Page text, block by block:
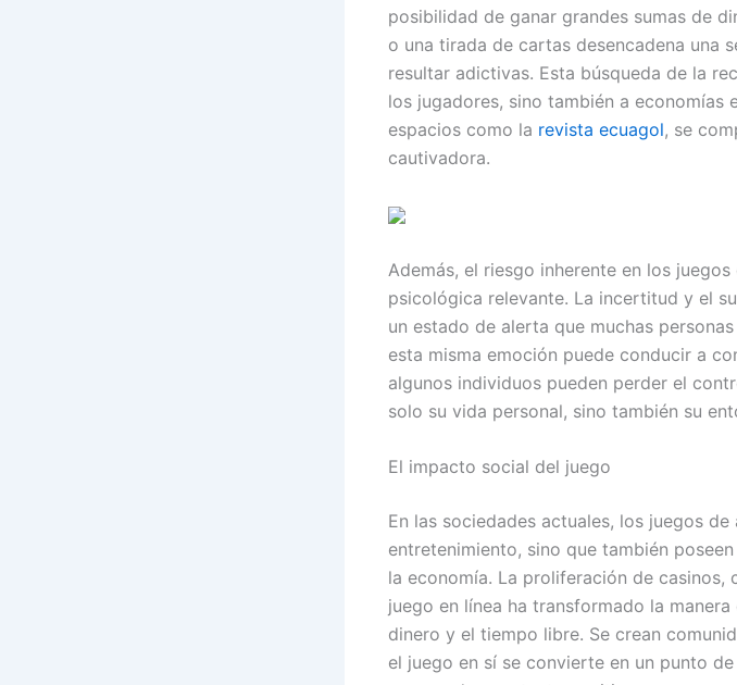
posibilidad de ganar grandes sumas de
o una tirada de cartas desencadena una
resultar adictivas. Esta búsqueda de la
los jugadores, sino también a economías
espacios como la revista ecuagol, se
cautivadora.
Además, el riesgo inherente en los
psicológica relevante. La incertitud y el
un estado de alerta que muchas
esta misma emoción puede conducir a
algunos individuos pueden perder el
solo su vida personal, sino también su
El impacto social del juego
En las sociedades actuales, los juegos
entretenimiento, sino que también
la economía. La proliferación de casinos,
juego en línea ha transformado la
dinero y el tiempo libre. Se crean
el juego en sí se convierte en un punto